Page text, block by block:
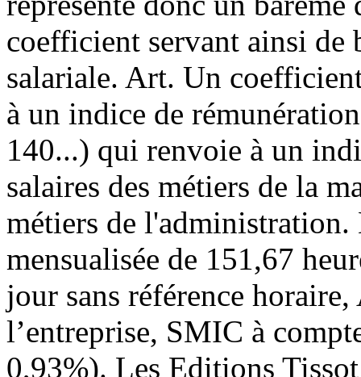
coefficient servant ainsi de
salariale. Art. Un
à un indice de
140...) qui renvoie à un
salaires des métiers de la
métiers de l'administration.
mensualisée de 151,67
jour sans référence
l’entreprise, SMIC à
0,93%). Les Editions